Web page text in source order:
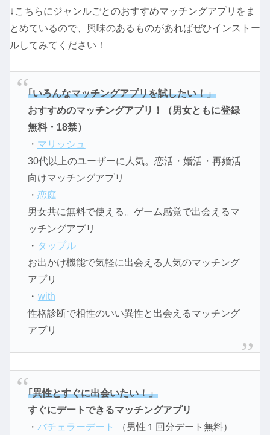
↓こちらにジャンルごとのおすすめマッチングアプリをま
とめているので、興味のあるものがあればぜひインストー
ルしてみてください！
｢いろんなマッチングアプリを試したい！」
おすすめのマッチングアプリ！（男女ともに登録
無料・18禁）
・ マリッシュ
30代以上のユーザーに人気。恋活・婚活・再婚活
向けマッチングアプリ
・ 恋庭
男女共に無料で使える。ゲーム感覚で出会えるマ
ッチングアプリ
・ タップル
お出かけ機能で気軽に出会える人気のマッチング
アプリ
・ with
性格診断で相性のいい異性と出会えるマッチング
アプリ
｢異性とすぐに出会いたい！」
すぐにデートできるマッチングアプリ
・ バチェラーデート
（男性１回分デート無料）